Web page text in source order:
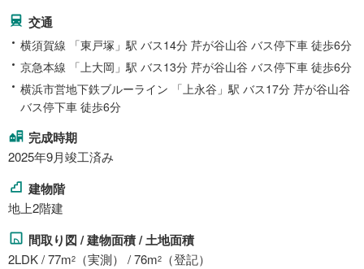
交通
横須賀線 「東戸塚」駅 バス14分 芹が谷山谷 バス停下車 徒歩6分
京急本線 「上大岡」駅 バス13分 芹が谷山谷 バス停下車 徒歩6分
横浜市営地下鉄ブルーライン 「上永谷」駅 バス17分 芹が谷山谷
バス停下車 徒歩6分
完成時期
2025年9月竣工済み
建物階
地上2階建
間取り図 / 建物面積 / 土地面積
2LDK / 77m2 （実測） / 76m2 （登記）